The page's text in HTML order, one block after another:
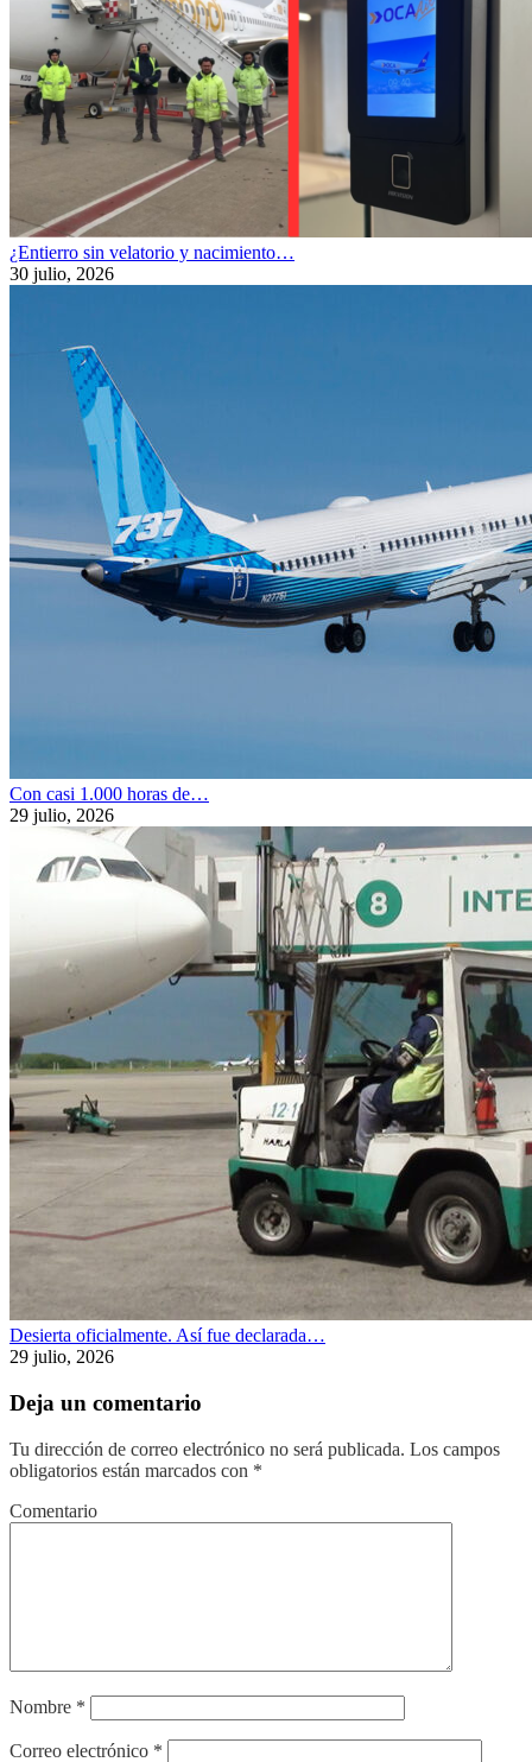
¿Entierro sin velatorio y nacimiento…
30 julio, 2026
Con casi 1.000 horas de…
29 julio, 2026
Desierta oficialmente. Así fue declarada…
29 julio, 2026
Deja un comentario
Tu dirección de correo electrónico no será publicada. Los campos
obligatorios están marcados con *
Comentario
Nombre *
Correo electrónico *